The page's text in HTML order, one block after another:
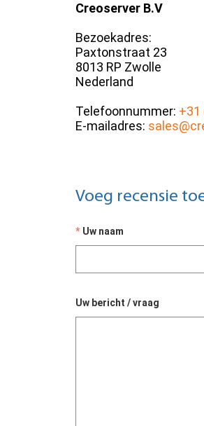
Creoserver B.V
Bezoekadres:
Paxtonstraat 23
8013 RP Zwolle
Nederland
Telefoonnummer: +31
E-mailadres:
Voeg recensie
Uw naam
Uw bericht / vraag